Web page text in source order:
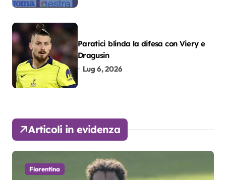
Paratici blinda la difesa con Viery e
Dragusin
Lug 6, 2026
Articoli in evidenza
Fiorentina